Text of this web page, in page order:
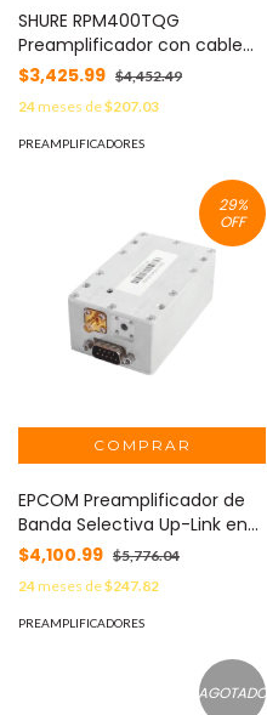
SHURE RPM400TQG
Preamplificador con cable
TQG a XLR
$3,425.99 $4,452.49
24meses de$207.03
PREAMPLIFICADORES
29%
OFF
EPCOM Preamplificador de
Banda Selectiva Up-Link en
1900 MHz. MOD: BSA-1900-U
$4,100.99 $5,776.04
24meses de$247.82
PREAMPLIFICADORES
AGOTADO